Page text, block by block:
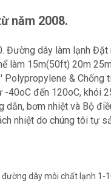
năm 2008.
Đường dây làm lạnh
làm 15m(50ft) 20m
& Chống
-40oC đến 120oC, khói
bơm nhiệt và Bộ
nhiệt do chúng tôi tự
dây môi chất lạnh